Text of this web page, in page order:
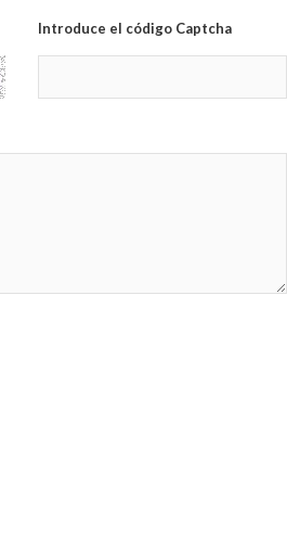
Introduce el código Captcha